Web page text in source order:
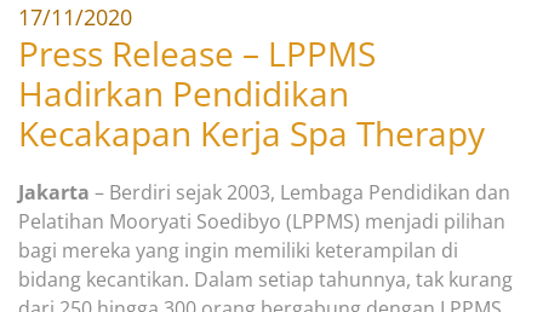
17/11/2020
Press Release – LPPMS
Hadirkan Pendidikan
Kecakapan Kerja Spa Therapy
Jakarta – Berdiri sejak 2003, Lembaga Pendidikan dan
Pelatihan Mooryati Soedibyo (LPPMS) menjadi pilihan
bagi mereka yang ingin memiliki keterampilan di
bidang kecantikan. Dalam setiap tahunnya, tak kurang